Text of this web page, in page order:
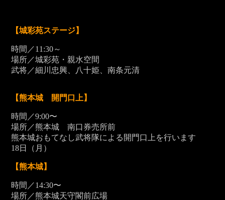
【城彩苑ステージ】
時間／11:30～
場所／城彩苑・親水空間
武将／細川忠興、八十姫、南条元清
【熊本城 開門口上】
時間／9:00〜
場所／熊本城 南口券売所前
熊本城おもてなし武将隊による開門口上を行います
18日（月）
【熊本城】
時間／14:30〜
場所／熊本城天守閣前広場